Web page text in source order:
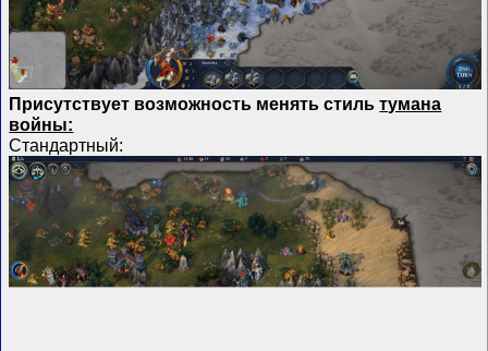
Присутствует возможность менять стильтумана
войны:
Стандартный: